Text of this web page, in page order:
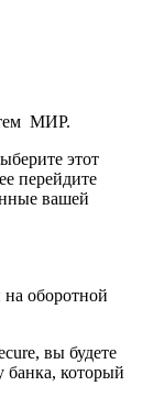
МИР.
этот
перейдите
вашей
оборотной
вы будете
банка, который